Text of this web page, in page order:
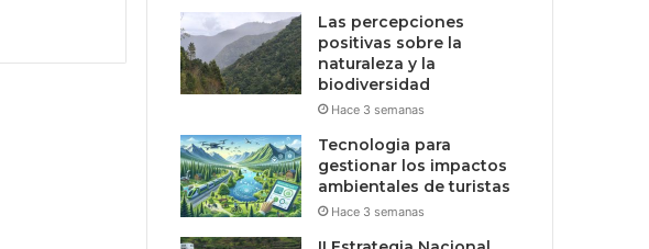
Las percepciones
positivas sobre la
naturaleza y la
biodiversidad
Hace 3 semanas
Tecnologia para
gestionar los impactos
ambientales de turistas
Hace 3 semanas